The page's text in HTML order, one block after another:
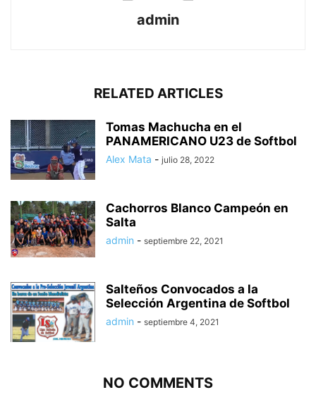
admin
RELATED ARTICLES
Tomas Machucha en el
PANAMERICANO U23 de Softbol
Alex Mata - julio 28, 2022
Cachorros Blanco Campeón en
Salta
admin - septiembre 22, 2021
Salteños Convocados a la
Selección Argentina de Softbol
admin - septiembre 4, 2021
NO COMMENTS